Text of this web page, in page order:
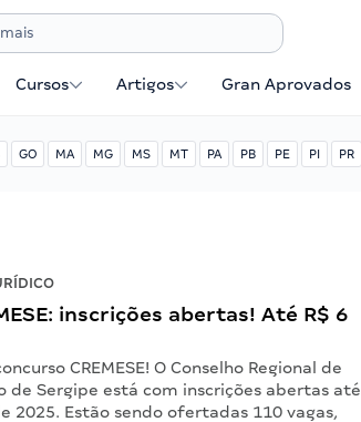
Cursos Artigos Gran Aprovados
GO MA MG MS MT PA PB PE PI PR
inscrições abertas! Até R$ 6
CREMESE! O Conselho Regional de
de Sergipe está com inscrições abertas até
2025. Estão sendo ofertadas 110 vagas,